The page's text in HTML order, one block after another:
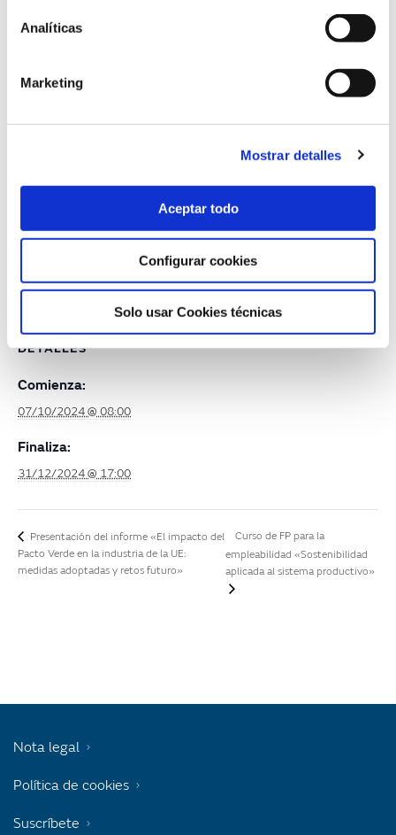
Analíticas
Marketing
Mostrar detalles
Aceptar todo
Configurar cookies
Solo usar Cookies técnicas
+ Añadir a Google Calendar + Añadir a iCalendar
DETALLES
Comienza:
07/10/2024 @ 08:00
Finaliza:
31/12/2024 @ 17:00
Presentación del informe «El impacto del
Pacto Verde en la industria de la UE:
medidas adoptadas y retos futuro»
Curso de FP para la
empleabilidad «Sostenibilidad
aplicada al sistema productivo»
Nota legal
Política de cookies
Suscríbete